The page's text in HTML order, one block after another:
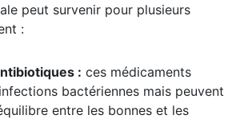
peut survenir pour plusieurs
:
: ces médicaments
bactériennes mais peuvent
entre les bonnes et les